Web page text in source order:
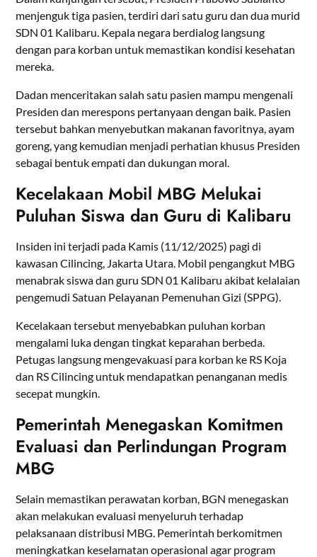
menjenguk tiga pasien, terdiri dari satu guru dan dua murid
SDN 01 Kalibaru. Kepala negara berdialog langsung
dengan para korban untuk memastikan kondisi kesehatan
mereka.
Dadan menceritakan salah satu pasien mampu mengenali
Presiden dan merespons pertanyaan dengan baik. Pasien
tersebut bahkan menyebutkan makanan favoritnya, ayam
goreng, yang kemudian menjadi perhatian khusus Presiden
sebagai bentuk empati dan dukungan moral.
Kecelakaan Mobil MBG Melukai
Puluhan Siswa dan Guru di Kalibaru
Insiden ini terjadi pada Kamis (11/12/2025) pagi di
kawasan Cilincing, Jakarta Utara. Mobil pengangkut MBG
menabrak siswa dan guru SDN 01 Kalibaru akibat kelalaian
pengemudi Satuan Pelayanan Pemenuhan Gizi (SPPG).
Kecelakaan tersebut menyebabkan puluhan korban
mengalami luka dengan tingkat keparahan berbeda.
Petugas langsung mengevakuasi para korban ke RS Koja
dan RS Cilincing untuk mendapatkan penanganan medis
secepat mungkin.
Pemerintah Menegaskan Komitmen
Evaluasi dan Perlindungan Program
MBG
Selain memastikan perawatan korban, BGN menegaskan
akan melakukan evaluasi menyeluruh terhadap
pelaksanaan distribusi MBG. Pemerintah berkomitmen
meningkatkan keselamatan operasional agar program